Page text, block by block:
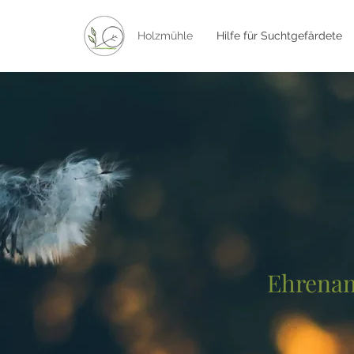
Holzmühle Hilfe für Suchtgefärdete